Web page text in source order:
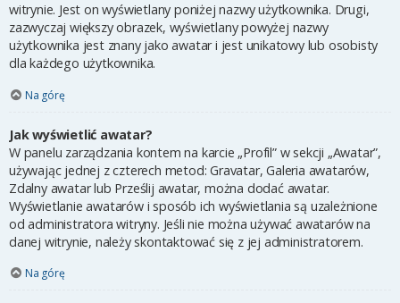
witrynie. Jest on wyświetlany poniżej nazwy użytkownika. Drugi,
zazwyczaj większy obrazek, wyświetlany powyżej nazwy
użytkownika jest znany jako awatar i jest unikatowy lub osobisty
dla każdego użytkownika.
Na górę
Jak wyświetlić awatar?
W panelu zarządzania kontem na karcie „Profil” w sekcji „Awatar”,
używając jednej z czterech metod: Gravatar, Galeria awatarów,
Zdalny awatar lub Prześlij awatar, można dodać awatar.
Wyświetlanie awatarów i sposób ich wyświetlania są uzależnione
od administratora witryny. Jeśli nie można używać awatarów na
danej witrynie, należy skontaktować się z jej administratorem.
Na górę